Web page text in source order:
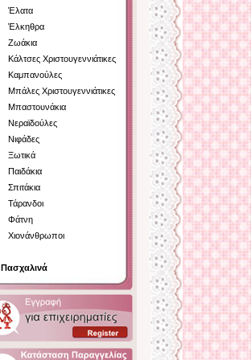
Έλατα
Έλκηθρα
Ζωάκια
Κάλτσες Χριστουγεννιάτικες
Καμπανούλες
Μπάλες Χριστουγεννιάτικες
Μπαστουνάκια
Νεραϊδούλες
Νιφάδες
Ξωτικά
Παιδάκια
Σπιτάκια
Τάρανδοι
Φάτνη
Χιονάνθρωποι
Πασχαλινά